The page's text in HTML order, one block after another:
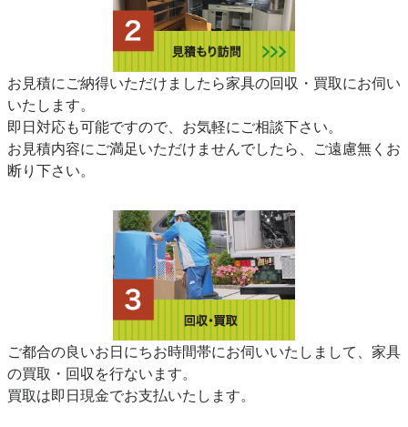
お見積にご納得いただけましたら家具の回収・買取にお伺い
いたします。
即日対応も可能ですので、お気軽にご相談下さい。
お見積内容にご満足いただけませんでしたら、ご遠慮無くお
断り下さい。
ご都合の良いお日にちお時間帯にお伺いいたしまして、家具
の買取・回収を行ないます。
買取は即日現金でお支払いたします。